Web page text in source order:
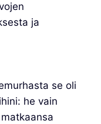
ja
se oli
he vain